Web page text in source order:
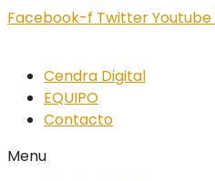
Facebook-f TwitterYoutube
Cendra Digital
EQUIPO
Contacto
Menu